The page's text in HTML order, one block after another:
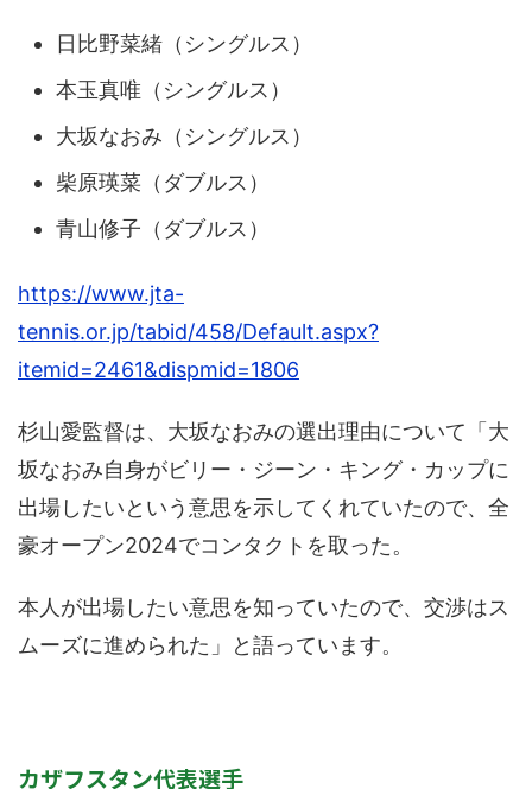
日比野菜緒（シングルス）
本玉真唯（シングルス）
大坂なおみ（シングルス）
柴原瑛菜（ダブルス）
青山修子（ダブルス）
https://www.jta-
tennis.or.jp/tabid/458/Default.aspx?
itemid=2461&dispmid=1806
杉山愛監督は、大坂なおみの選出理由について「大
坂なおみ自身がビリー・ジーン・キング・カップに
出場したいという意思を示してくれていたので、全
豪オープン2024でコンタクトを取った。
本人が出場したい意思を知っていたので、交渉はス
ムーズに進められた」と語っています。
カザフスタン代表選手